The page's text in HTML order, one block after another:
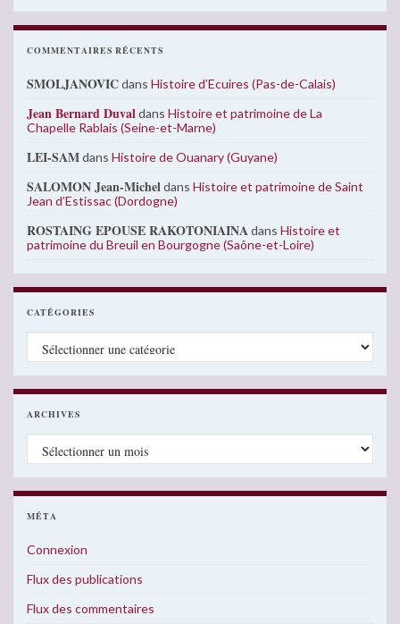
COMMENTAIRES RÉCENTS
SMOLJANOVICdans Histoire d’Ecuires (Pas-de-Calais)
Jean Bernard Duvaldans Histoire et patrimoine de La
Chapelle Rablais (Seine-et-Marne)
LEI-SAMdans Histoire de Ouanary (Guyane)
SALOMON Jean-Micheldans Histoire et patrimoine de Saint
Jean d’Estissac (Dordogne)
ROSTAING EPOUSE RAKOTONIAINAdans Histoire et
patrimoine du Breuil en Bourgogne (Saône-et-Loire)
CATÉGORIES
Catégories
ARCHIVES
Archives
MÉTA
Connexion
Flux des publications
Flux des commentaires